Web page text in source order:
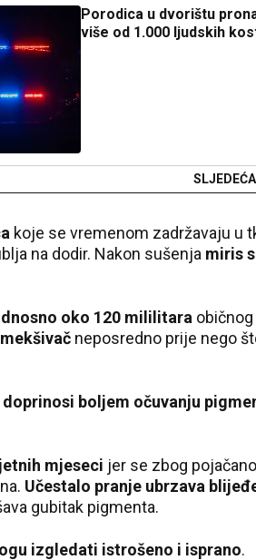
Porodica u dvorištu
više od 1.000 ljudskih
koje se vremenom zadržavaju u
na dodir. Nakon sušenja miris
oko 120 mililitara običnog
neposredno prije nego
boljem očuvanju
mjeseci jer se zbog
Učestalo pranje ubrzava
gubitak pigmenta.
izgledati istrošeno i isprano.